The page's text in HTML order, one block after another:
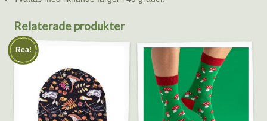
Relaterade produkter
Rea!